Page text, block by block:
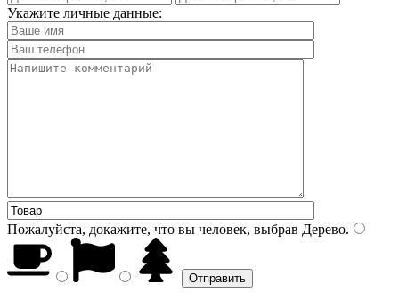
Укажите личные данные:
Пожалуйста, докажите, что вы человек, выбрав Дерево.